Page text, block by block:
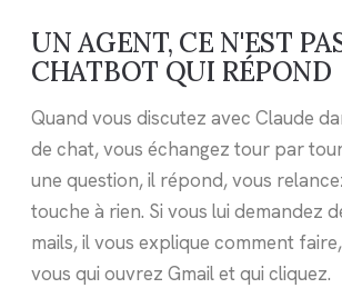
UN AGENT, CE N'EST
CHATBOT QUI RÉPOND
Quand vous discutez avec Claude
de chat, vous échangez tour par
une question, il répond, vous
touche à rien. Si vous lui demandez
mails, il vous explique comment
vous qui ouvrez Gmail et qui cliquez.